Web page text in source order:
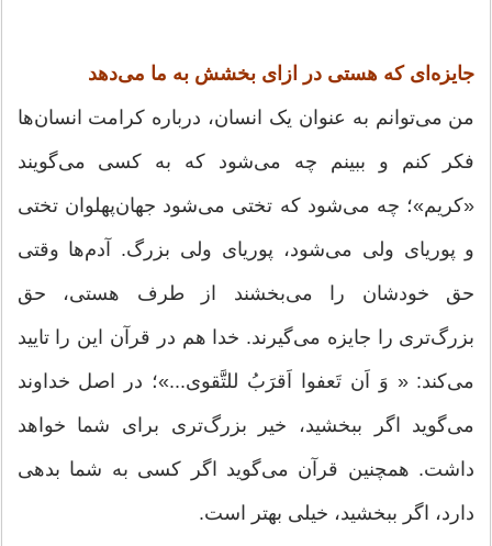
جایزه‌ای که هستی در ازای بخشش به ما می‌دهد
من می‌توانم به عنوان یک انسان، درباره کرامت انسان‌ها
فکر کنم و ببینم چه می‌شود که به کسی می‌گویند
«کریم»؛ چه می‌شود که تختی می‌شود جهان‌پهلوان تختی
و پوریای ولی می‌شود، پوریای ولی بزرگ. آدم‌ها وقتی
حق خودشان را می‌بخشند از طرف هستی، حق
بزرگ‌تری را جایزه می‌گیرند. خدا هم در قرآن این را تايید
می‌کند: « وَ اَن تَعفوا اَقرَبُ للتَّقوی...»؛ در اصل خداوند
می‌گوید اگر ببخشید، خیر بزرگ‌تری برای شما خواهد
داشت. همچنین قرآن می‌گوید اگر کسی به شما بدهی
دارد، اگر ببخشید، خیلی بهتر است.